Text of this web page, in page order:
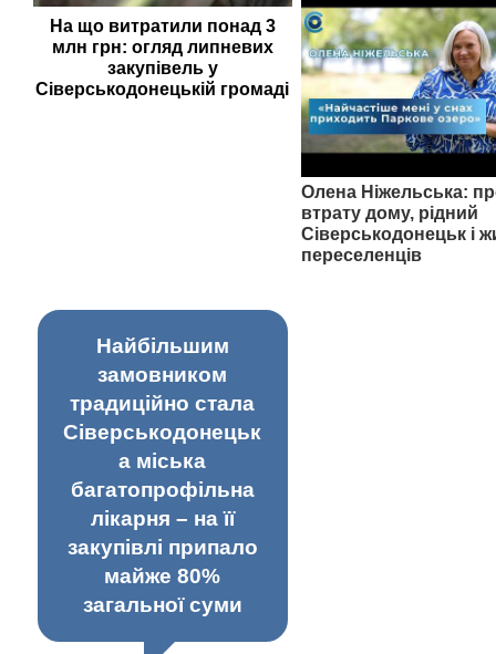
На що витратили понад 3
млн грн: огляд липневих
закупівель у
Сіверськодонецькій громаді
Олена Ніжельська:
втрату дому, рідний
Сіверськодонецьк і
переселенців
Найбільшим
замовником
традиційно стала
Сіверськодонецьк
а міська
багатопрофільна
лікарня – на її
закупівлі припало
майже 80%
загальної суми